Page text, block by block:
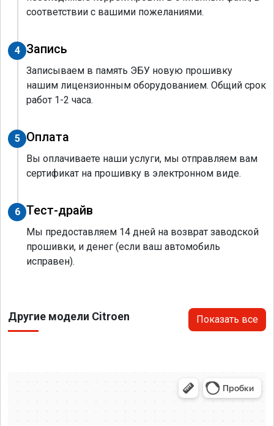
соответствии с вашими пожеланиями.
4 Запись
Записываем в память ЭБУ новую прошивку
нашим лицензионным оборудованием. Общий срок
работ 1-2 часа.
5 Оплата
Вы оплачиваете наши услуги, мы отправляем вам
сертификат на прошивку в электронном виде.
6 Тест-драйв
Мы предоставляем 14 дней на возврат заводской
прошивки, и денег (если ваш автомобиль
исправен).
Другие модели Citroen Показать все